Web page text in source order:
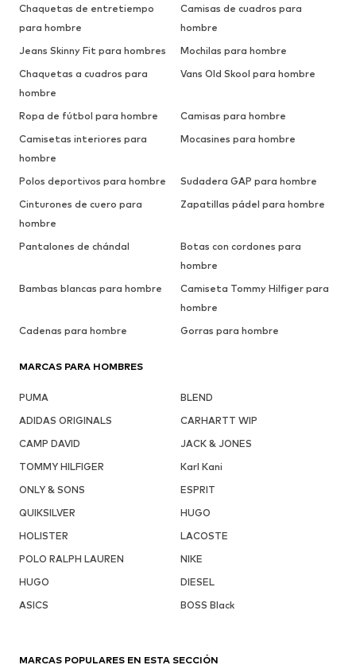
Chaquetas de entretiempo
para hombre
Camisas de cuadros para
hombre
Jeans Skinny Fit para hombres
Mochilas para hombre
Chaquetas a cuadros para
hombre
Vans Old Skool para hombre
Ropa de fútbol para hombre
Camisas para hombre
Camisetas interiores para
hombre
Mocasines para hombre
Polos deportivos para hombre
Sudadera GAP para hombre
Cinturones de cuero para
hombre
Zapatillas pádel para hombre
Pantalones de chándal
Botas con cordones para
hombre
Bambas blancas para hombre
Camiseta Tommy Hilfiger para
hombre
Cadenas para hombre
Gorras para hombre
MARCAS PARA HOMBRES
PUMA
BLEND
ADIDAS ORIGINALS
CARHARTT WIP
CAMP DAVID
JACK & JONES
TOMMY HILFIGER
Karl Kani
ONLY & SONS
ESPRIT
QUIKSILVER
HUGO
HOLISTER
LACOSTE
POLO RALPH LAUREN
NIKE
HUGO
DIESEL
ASICS
BOSS Black
MARCAS POPULARES EN ESTA SECCIÓN